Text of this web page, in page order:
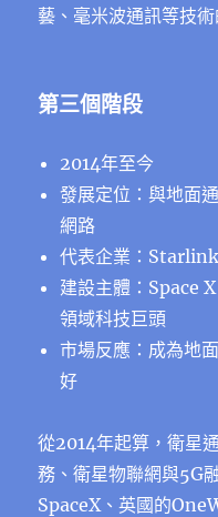
藝、毫米波通訊等技術
第三個階段
2014年至今
發展定位：與地面
網路
代表企業：
建設主體：Space
領域科技巨頭
市場反應：成為地
好
從2014年起算，衛星
務、衛星物聯網與5G
SpaceX、英國的